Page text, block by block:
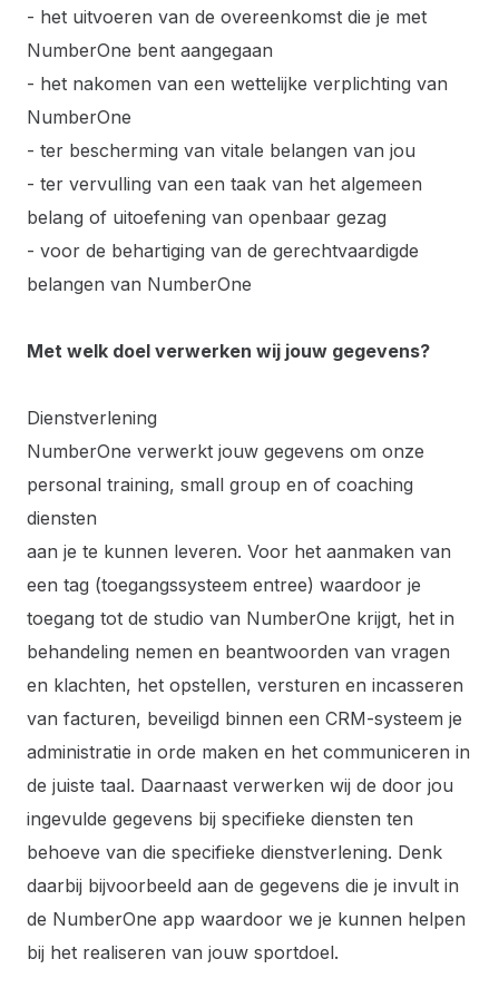
- het uitvoeren van de overeenkomst die je met
NumberOne bent aangegaan
- het nakomen van een wettelijke verplichting van
NumberOne
- ter bescherming van vitale belangen van jou
- ter vervulling van een taak van het algemeen
belang of uitoefening van openbaar gezag
- voor de behartiging van de gerechtvaardigde
belangen van NumberOne
Met welk doel verwerken wij jouw gegevens?
Dienstverlening
NumberOne verwerkt jouw gegevens om onze
personal training, small group en of coaching
diensten
aan je te kunnen leveren. Voor het aanmaken van
een tag (toegangssysteem entree) waardoor je
toegang tot de studio van NumberOne krijgt, het in
behandeling nemen en beantwoorden van vragen
en klachten, het opstellen, versturen en incasseren
van facturen, beveiligd binnen een CRM-systeem je
administratie in orde maken en het communiceren in
de juiste taal. Daarnaast verwerken wij de door jou
ingevulde gegevens bij specifieke diensten ten
behoeve van die specifieke dienstverlening. Denk
daarbij bijvoorbeeld aan de gegevens die je invult in
de NumberOne app waardoor we je kunnen helpen
bij het realiseren van jouw sportdoel.